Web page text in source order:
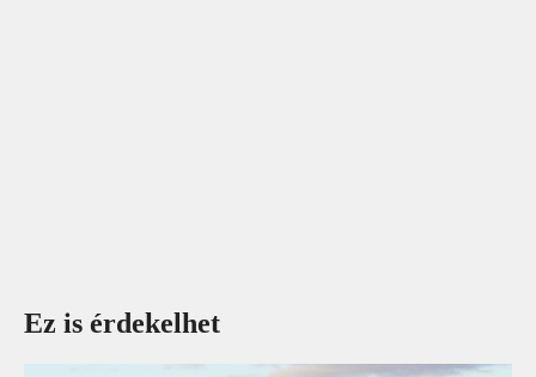
Ez is érdekelhet